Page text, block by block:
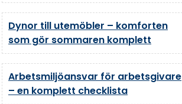
Dynor till utemöbler – komforten
som gör sommaren komplett
Arbetsmiljöansvar för arbetsgivare
– en komplett checklista